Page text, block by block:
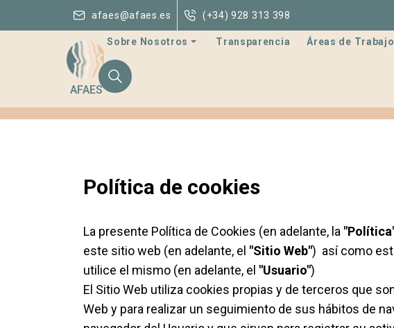
afaes@afaes.es (+34) 928 313 398
AFAES
Sobre Nosotros Transparencia Áreas de Trabajo
Política de cookies
La presente Política de Cookies (en adelante, la
este sitio web (en adelante, el "Sitio Web") así como
utilice el mismo (en adelante, el "Usuario")
El Sitio Web utiliza cookies propias y de terceros que
Web y para realizar un seguimiento de sus hábitos de